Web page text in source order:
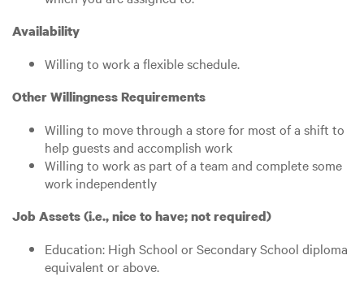
Availability
Willing to work a flexible schedule.
Other Willingness Requirements
Willing to move through a store for most of a shift to
help guests and accomplish work
Willing to work as part of a team and complete some
work independently
Job Assets (i.e., nice to have; not required)
Education: High School or Secondary School diploma
equivalent or above.